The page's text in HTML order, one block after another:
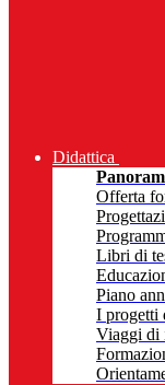
Didattica
Offerta
Libri di
Piano
I progetti
Viaggi di